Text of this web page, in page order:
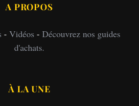
A PROPOS
- Vidéos - Découvrez nos guides
d'achats.
À LA UNE